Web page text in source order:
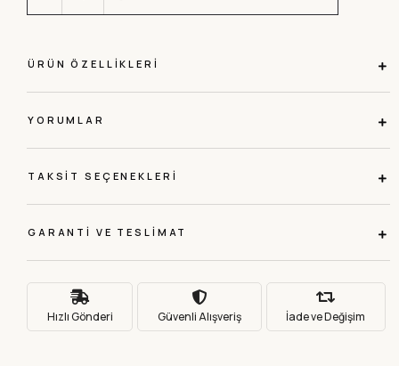
ÜRÜN ÖZELLIKLERI
YORUMLAR
TAKSIT SEÇENEKLERI
GARANTI VE TESLIMAT
Hızlı Gönderi Güvenli Alışveriş İade ve Değişim